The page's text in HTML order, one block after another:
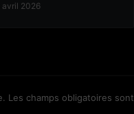
avril 2026
Les champs obligatoires sont